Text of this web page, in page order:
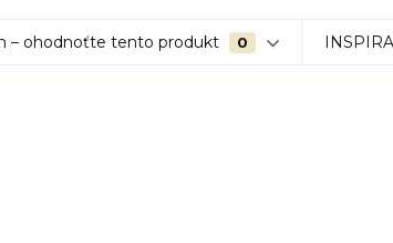
– ohodnoťte tento produkt 0